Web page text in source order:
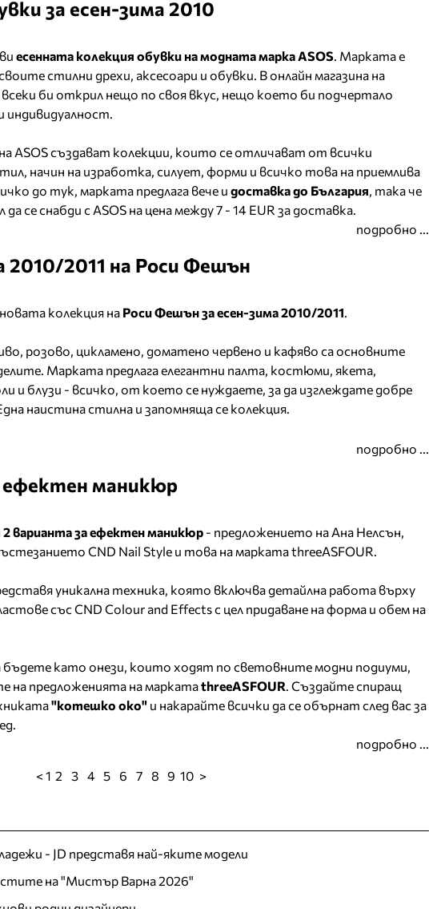
за есен-зима 2010
есенната колекция обувки на модната марка ASOS. Марката е
стилни дрехи, аксесоари и обувки. В онлайн магазина на
би открил нещо по своя вкус, нещо което би подчертало
индивидуалност.
ASOS създават колекции, които се отличават от всички
начин на изработка, силует, форми и всичко това на приемлива
до тук, марката предлага вече и доставка до България, така че
да се снабди с ASOS на цена между 7 - 14 EUR за доставка.
подробно ...
2010/2011 на Роси Фешън
колекция на Роси Фешън за есен-зима 2010/2011.
розово, цикламено, доматено червено и кафяво са основните
Марката предлага елегантни палта, костюми, якета,
и блузи - всичко, от което се нуждаете, за да изглеждате добре
наистина стилна и запомняща се колекция.
подробно ...
ефектен маникюр
2 варианта за ефектен маникюр - предложението на Ана Нелсън,
CND Nail Style и това на марката threeASFOUR.
уникална техника, която включва детайлна работа върху
със CND Colour and Effects с цел придаване на форма и обем на
бъдете като онези, които ходят по световните модни подиуми,
на предложенията на маркатаthreeASFOUR. Създайте спиращ
"котешко око" и накарайте всички да се обърнат след вас за
подробно ...
< 1 2 3 4 5 6 7 8 9 10 >
- JD представя най-яките модели
на "Мистър Варна 2026"